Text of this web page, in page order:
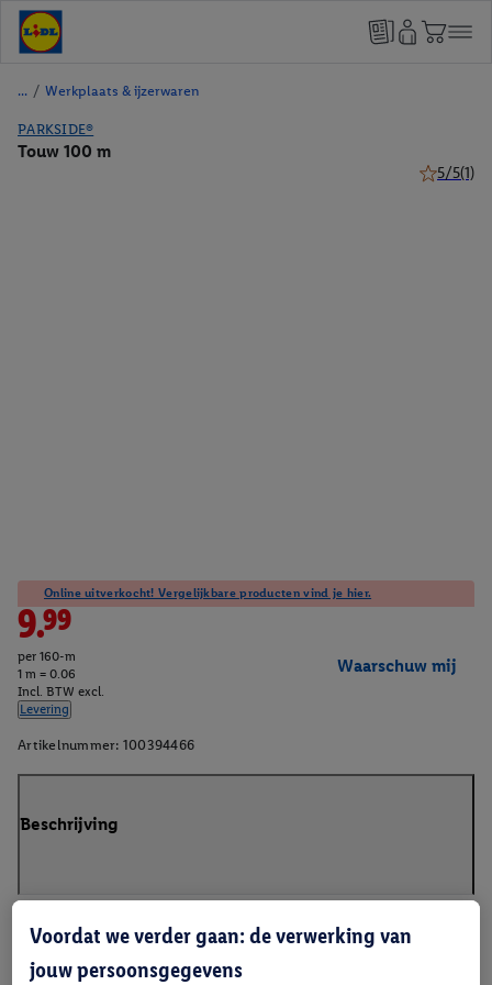
/ Werkplaats & ijzerwaren
PARKSIDE®
Touw 100 m
5/5(1)
Online uitverkocht! Vergelijkbare producten vind je hier.
9.99
per 160-m
1 m = 0.06
Incl. BTW excl.
Levering
Waarschuw mij
Artikelnummer: 100394466
Beschrijving
Voordat we verder gaan: de verwerking van
jouw persoonsgegevens